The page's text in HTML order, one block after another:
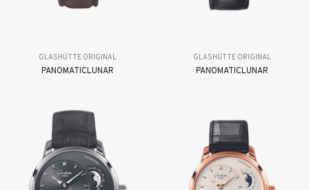
GLASHÜTTE ORIGINAL
PANOMATICLUNAR
GLASHÜTTE ORIGINAL
PANOMATICLUNAR